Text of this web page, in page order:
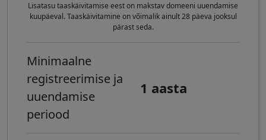
Lisatasu taaskäivitamise eest on makstav domeeni uuendamise
kuupäeval. Taaskäivitamine on võimalik ainult 28 päeva jooksul
pärast seda.
Minimaalne
registreerimise ja
uuendamise
periood
1 aasta